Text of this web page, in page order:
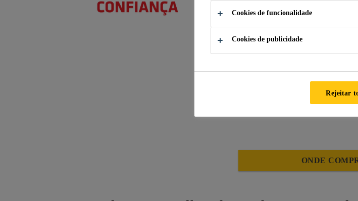
Aplicável a
Funciona em
Excelente capacidade
Resistência química
ONDE
Cookies de funcionalidade
Cookies de publicidade
Rejeitar